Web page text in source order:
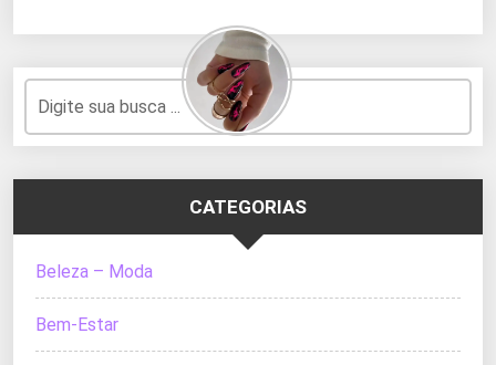
CATEGORIAS
Beleza – Moda
Bem-Estar